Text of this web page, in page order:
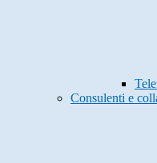
Consulenti e